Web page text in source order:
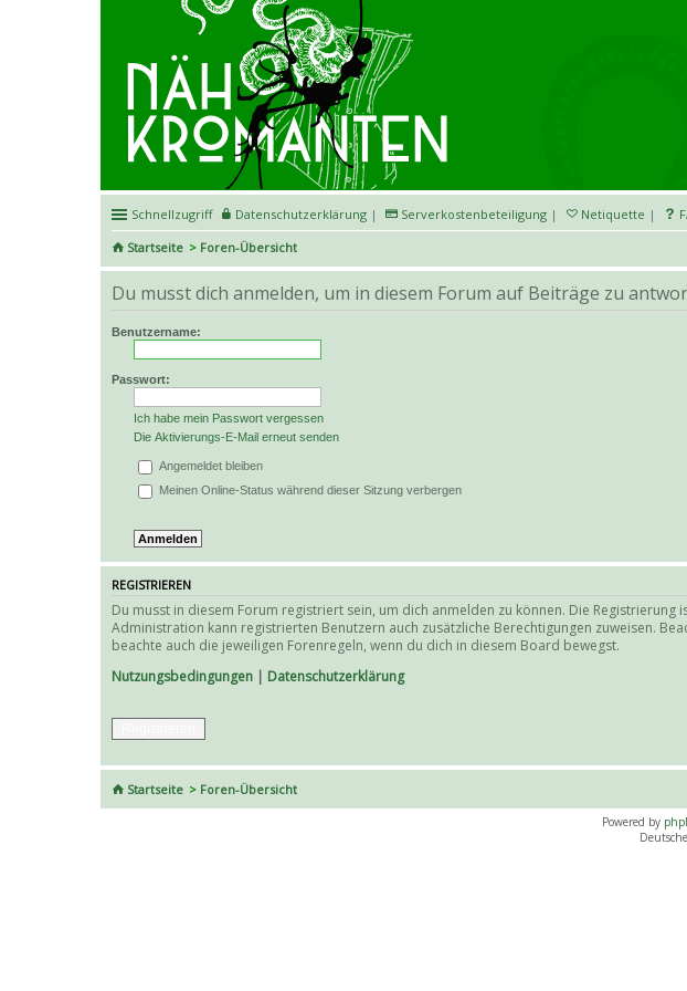
Schnellzugriff Datenschutzerklärung | Serverkostenbeteiligung | Netiquette |
Startseite
Foren-Übersicht
Du musst dich anmelden, um in diesem Forum auf Beiträge zu
Benutzername:
Passwort:
Ich habe mein Passwort vergessen
Die Aktivierungs-E-Mail erneut senden
Angemeldet bleiben
Meinen Online-Status während dieser Sitzung verbergen
REGISTRIEREN
Du musst in diesem Forum registriert sein, um dich anmelden zu können. Die
Administration kann registrierten Benutzern auch zusätzliche Berechtigungen zuweisen.
beachte auch die jeweiligen Forenregeln, wenn du dich in diesem Board bewegst.
Nutzungsbedingungen
Datenschutzerklärung
Startseite Foren-Übersicht
Powered by